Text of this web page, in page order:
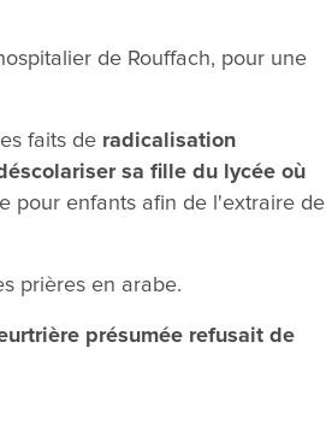
de Rouffach, pour une
faits de radicalisation
sa fille du lycée où
pour enfants afin de l'extraire de
prières en arabe.
présumée refusait de